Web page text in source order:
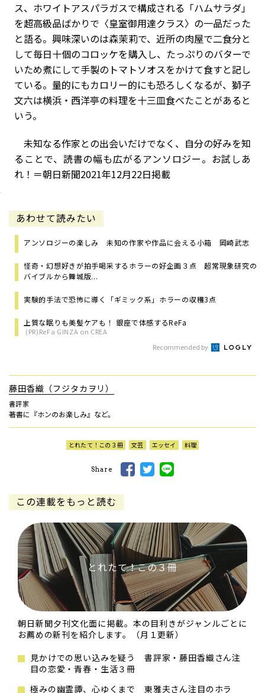
ス、ホワイトアスパラガスで構成される「ハムサラダ」
を超高級品ばかりで〈皇室御用達クラス〉の一品だった
と語る。興味深いのは森茉莉で、近所の肉屋で二食分と
して毎日十個のコロッケを購入し、たっぷりのバターで
いため煮にして手製のトマトソオスをかけて食すと記し
ている。量的にもカロリー的にも恐ろしくなるが、獅子
文六は横浜・西洋亭の料理を十三皿食べたことがあると
いう。
未知なる作家との出会いだけでなく、自分の好みを知
ることで、読書の幅も広がるアンソロジー。お試しあ
れ！＝朝日新聞2021年12月22日掲載
あわせて読みたい
アンソロジーの楽しみ 未知の作家や作品に会える小箱 岡崎武志
怪奇・幻想好きが拍手喝采するホラーの好企画３点 超常現象研究の
バイブルから舞城版...
実験的手法で恐怖に導く「ギミック系」ホラーの収穫3点
上質な眠りも美髪ケアも！ 銀座で体感するReFa
(PR)ReFa GINZA on CREA
Recommended by
藤田香織（フジタカヲリ）
書評家
著書に『ホンのお楽しみ』など。
とれたて！この３冊 文芸 エッセイ 料理
Share
この連載をもっと読む
とれたて！この３冊
朝日新聞夕刊文化面に掲載。本の目利きがジャンルごとに
お薦めの新刊を紹介します。（月１更新）
見かけでの思い込みを疑う 書評家・藤田香織さん注
目の恋愛・青春・生活３冊
極みの幽霊譚、心ゆくまで 東雅夫さん注目のホラ